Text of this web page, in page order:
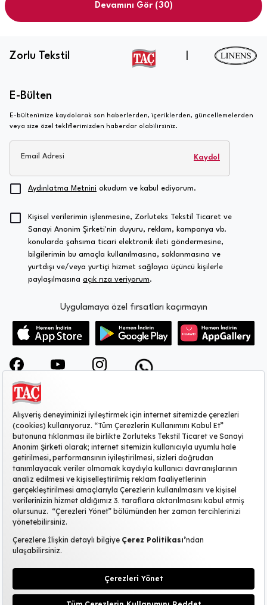
Devamını Gör(30)
Zorlu Tekstil
E-Bülten
E-bültenimize kaydolarak son haberlerden, içeriklerden, güncellemelerden
veya size özel tekliflerimizden haberdar olabilirsiniz.
Email Adresi Kaydol
Aydınlatma Metnini okudum ve kabul ediyorum.
Kişisel verilerimin işlenmesine, Zorluteks Tekstil Ticaret ve
Sanayi Anonim Şirketi'nin duyuru, reklam, kampanya vb.
konularda şahsıma ticari elektronik ileti göndermesine,
bilgilerimin bu amaçla kullanılmasına, saklanmasına ve
yurtdışı ve/veya yurtiçi hizmet sağlayıcı üçüncü kişilerle
paylaşılmasına açık rıza veriyorum.
Uygulamaya özel fırsatları kaçırmayın
KURUMSAL
MÜŞTERİ HİZMETLERİ
SİTE HAKKINDA
POPÜLER KATEGORİLER
2026 ©TAÇ
|